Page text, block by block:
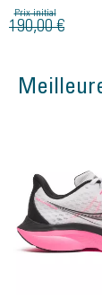
Prix initial
190,00 €